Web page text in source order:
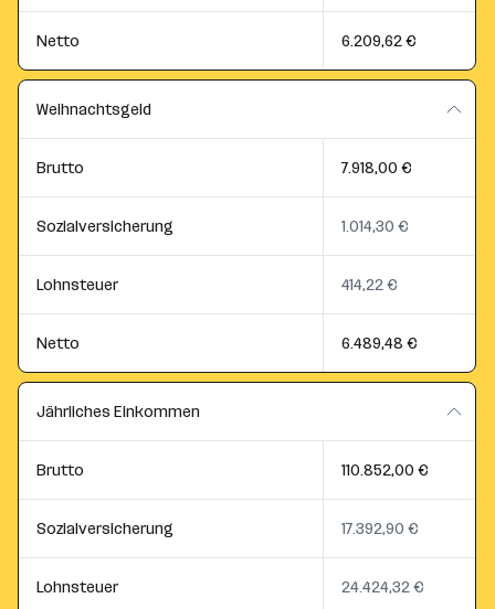
Netto 6.209,62 €
Weihnachtsgeld
Brutto 7.918,00 €
Sozialversicherung 1.014,30 €
Lohnsteuer 414,22 €
Netto 6.489,48 €
Jährliches Einkommen
Brutto 110.852,00 €
Sozialversicherung 17.392,90 €
Lohnsteuer 24.424,32 €